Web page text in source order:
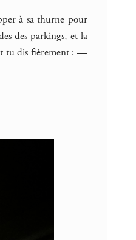
à sa thurne pour
des parkings, et la
tu dis fièrement : —